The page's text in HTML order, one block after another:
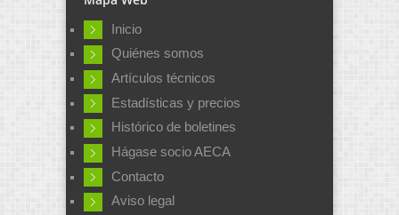
Inicio
Quiénes somos
Artículos técnicos
Estadísticas y precios
Histórico de boletines
Hágase socio AECA
Contacto
Aviso legal